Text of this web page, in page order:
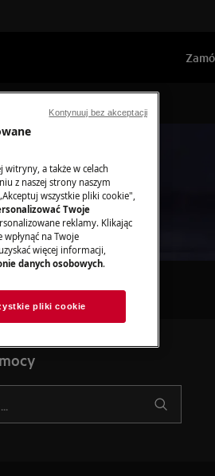
witryny, a także w celach
z naszej strony naszym
wszystkie pliki cookie",
Twoje
reklamy. Klikając
na Twoje
więcej informacji,
danych osobowych.
pliki cookie
Kontynuuj bez akceptacji